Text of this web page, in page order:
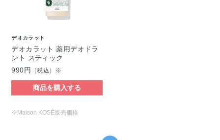
デオカラット
デオカラット 薬用デオドラ
ント スティック
990円
（税込）※
商品を購入する
※Maison KOSÉ販売価格